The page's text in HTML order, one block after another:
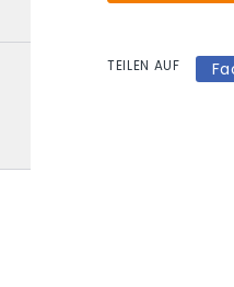
TEILEN AUF